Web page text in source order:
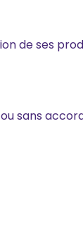
de ses
sans